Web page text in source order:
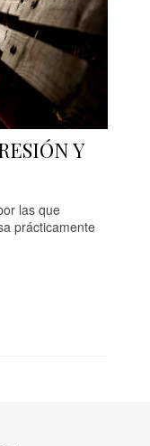
Y
las que
prácticamente